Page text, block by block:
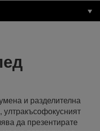
и разделителна
ултракъсофокусният
да презентирате